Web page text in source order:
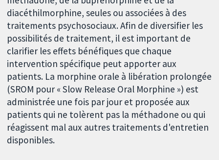
diacéthilmorphine, seules ou associées à des
traitements psychosociaux. Afin de diversifier les
possibilités de traitement, il est important de
clarifier les effets bénéfiques que chaque
intervention spécifique peut apporter aux
patients. La morphine orale à libération prolongée
(SROM pour « Slow Release Oral Morphine ») est
administrée une fois par jour et proposée aux
patients qui ne tolèrent pas la méthadone ou qui
réagissent mal aux autres traitements d'entretien
disponibles.